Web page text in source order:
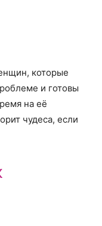
которые
и готовы
на её
чудеса, если